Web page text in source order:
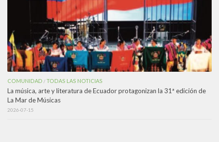
COMUNIDAD /TODAS LAS NOTICIAS
La música, arte y literatura de Ecuador protagonizan la 31ª edición de
La Mar de Músicas
2026-07-15